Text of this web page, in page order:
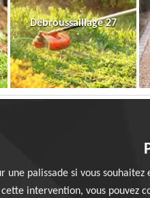
Débroussaillage 27
une palissade si vous
cette intervention, vous pouvez